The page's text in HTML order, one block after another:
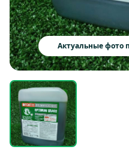
Актуальные фото